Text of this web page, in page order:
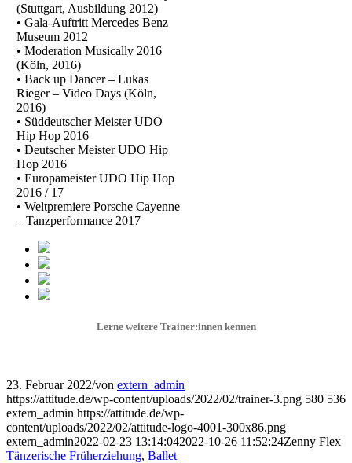
(Stuttgart, Ausbildung 2012)
• Gala-Auftritt Mercedes Benz
Museum 2012
• Moderation Musically 2016
(Köln, 2016)
• Back up Dancer – Lukas
Rieger – Video Days (Köln,
2016)
• Süddeutscher Meister UDO
Hip Hop 2016
• Deutscher Meister UDO Hip
Hop 2016
• Europameister UDO Hip Hop
2016 / 17
• Weltpremiere Porsche Cayenne
– Tanzperformance 2017
Lerne weitere Trainer:innen kennen
23. Februar 2022/von extern_admin
https://attitude.de/wp-content/uploads/2022/02/trainer-3.png 580 536
extern_admin https://attitude.de/wp-
content/uploads/2022/02/attitude-logo-4001-300x86.png
extern_admin2022-02-23 13:14:042022-10-26 11:52:24Zenny Flex
Tänzerische Früherziehung, Ballet